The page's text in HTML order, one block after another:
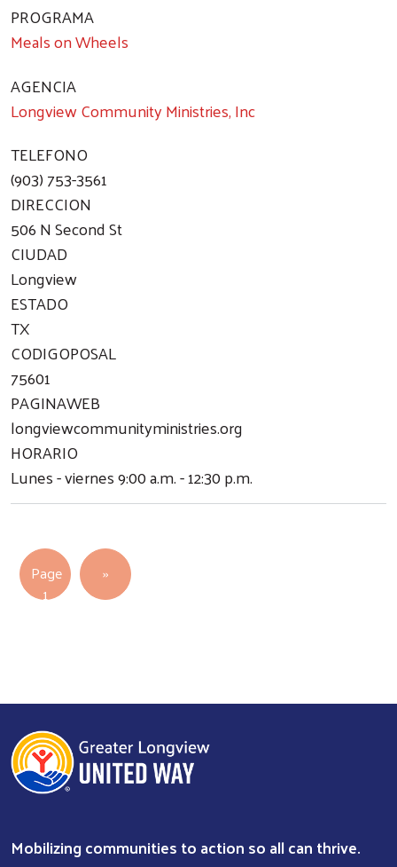
PROGRAMA
Meals on Wheels
AGENCIA
Longview Community Ministries, Inc
TELEFONO
(903) 753-3561
DIRECCION
506 N Second St
CIUDAD
Longview
ESTADO
TX
CODIGOPOSAL
75601
PAGINAWEB
longviewcommunityministries.org
HORARIO
Lunes - viernes 9:00 a.m. - 12:30 p.m.
Pagination
Page
1
Next page
››
Mobilizing communities to action so all can thrive.